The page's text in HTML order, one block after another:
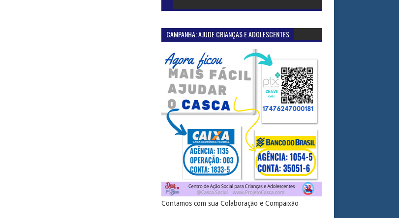
CAMPANHA: AJUDE CRIANÇAS E ADOLESCENTES
Contamos com sua Colaboração e Compaixão